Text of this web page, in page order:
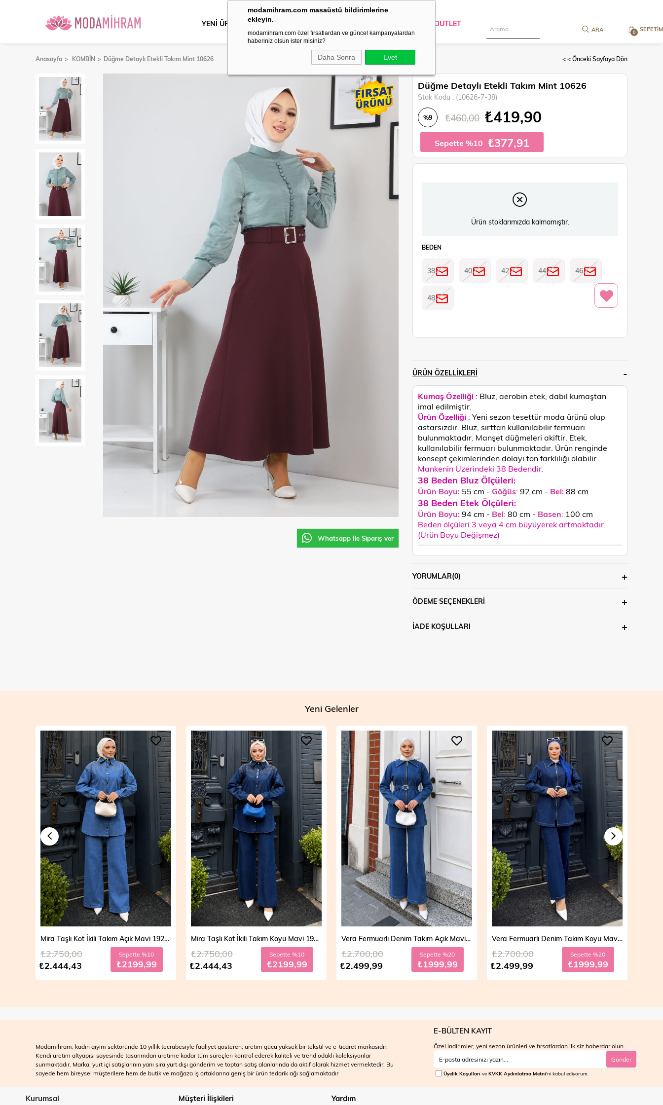
modamihram.com masaüstü bildirimlerine
ekleyin.
modamihram.com özel fırsatlardan ve güncel kampanyalardan
haberiniz olsun ister misiniz?
Daha Sonra Evet
SEPETIM
0
YENİ ÜRÜNLER DIŞ GİYİM OUTLET
Anasayfa KOMBİN Düğme Detaylı Etekli Takım Mint 10626 < < Önceki Sayfaya Dön
Whatsapp İle Sipariş ver
Düğme Detaylı Etekli Takım Mint 10626
Stok Kodu (10626-7-38)
%9 ₺460,00 ₺419,90
Sepette %10 ₺377,91
Ürün stoklarımızda kalmamıştır.
BEDEN
38 40 42 44 46
48
ÜRÜN ÖZELLIKLERI
Kumaş Özelliği : Bluz, aerobin etek, dabıl kumaştan
imal edilmiştir.
Ürün Özelliği : Yeni sezon tesettür moda ürünü olup
astarsızdır. Bluz, sırttan kullanılabilir fermuarı
bulunmaktadır. Manşet düğmeleri akiftir. Etek,
kullanılabilir fermuarı bulunmaktadır. Ürün renginde
konsept çekimlerinden dolayı ton farklılığı olabilir.
Mankenin Üzerindeki 38 Bedendir.
38 Beden Bluz Ölçüleri:
Ürün Boyu: 55 cm - Göğüs: 92 cm - Bel:88 cm
38 Beden Etek Ölçüleri:
Ürün Boyu:94 cm - Bel: 80 cm - Basen: 100 cm
Beden ölçüleri 3 veya 4 cm büyüyerek artmaktadır.
(Ürün Boyu Değişmez)
YORUMLAR(0)
ÖDEME SEÇENEKLERI
İADE KOŞULLARI
Yeni Gelenler
Mira Taşlı Kot İkili Takım Açık Mavi 19286
₺2.444,43
₺2.750,00 Sepette %10
₺2199,99
Mira Taşlı Kot İkili Takım Koyu Mavi 19286
₺2.444,43
₺2.750,00 Sepette %10
₺2199,99
Vera Fermuarlı Denim Takım Açık Mavi 19298
₺2.499,99
₺2.700,00 Sepette %20
₺1999,99
Vera Fermuarlı Denim Takım Koyu Mavi 19298
₺2.499,99
₺2.700,00 Sepette %20
₺1999,99
Modamihram, kadın giyim sektöründe 10 yıllık tecrübesiyle faaliyet gösteren, üretim gücü yüksek bir tekstil ve e-ticaret markasıdır.
Kendi üretim altyapısı sayesinde tasarımdan üretime kadar tüm süreçleri kontrol ederek kaliteli ve trend odaklı koleksiyonlar
sunmaktadır. Marka, yurt içi satışlarının yanı sıra yurt dışı gönderim ve toptan satış alanlarında da aktif olarak hizmet vermektedir. Bu
sayede hem bireysel müşterilere hem de butik ve mağaza iş ortaklarına geniş bir ürün tedarik ağı sağlamaktadır
E-BÜLTEN KAYIT
Özel indirimler, yeni sezon ürünleri ve fırsatlardan ilk siz haberdar olun.
Gönder
Üyelik Koşulları ve KVKK Aydınlatma Metni'ni kabul ediyorum.
Kurumsal Müşteri İlişkileri Yardım